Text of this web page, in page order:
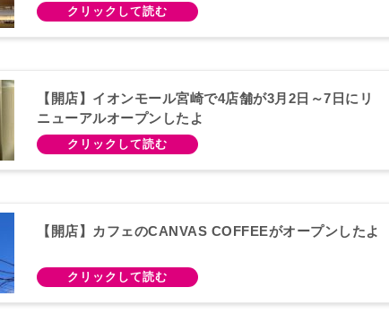
【開店】イオンモール宮崎で4店舗が3月2日～7日にリ
ニューアルオープンしたよ
【開店】カフェのCANVAS COFFEEがオープンしたよ